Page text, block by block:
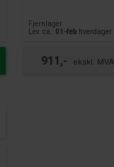
Fjernlager
Lev. ca.: 01-feb hverdager
911,-